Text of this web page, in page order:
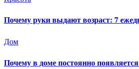
Почему руки выдают возраст: 7
Дом
Почему в доме постоянно